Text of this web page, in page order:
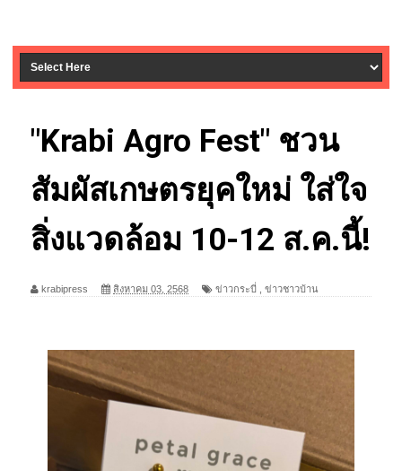
"Krabi Agro Fest" ชวน
สัมผัสเกษตรยุคใหม่ ใส่ใจ
สิ่งแวดล้อม 10-12 ส.ค.นี้!
krabipress สิงหาคม 03, 2568 ข่าวกระบี่ ข่าวชาวบ้าน